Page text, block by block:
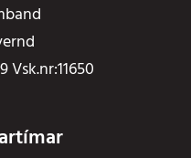
Vsk.nr:11650